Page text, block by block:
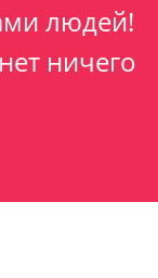
людей!
ничего